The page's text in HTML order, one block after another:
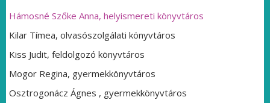
Hámosné Szőke Anna, helyismereti könyvtáros
Kilar Tímea, olvasószolgálati könyvtáros
Kiss Judit, feldolgozó könyvtáros
Mogor Regina, gyermekkönyvtáros
Osztrogonácz Ágnes , gyermekkönyvtáros